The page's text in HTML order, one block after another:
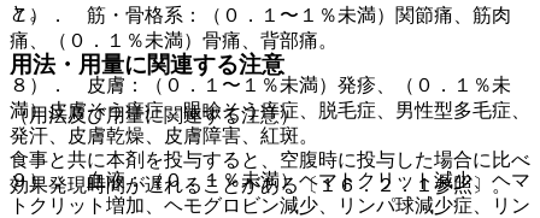
７）． 筋・骨格系：（０．１〜１％未満）関節痛、筋肉
痛、（０．１％未満）骨痛、背部痛。
８）． 皮膚：（０．１〜１％未満）発疹、（０．１％未
満）皮膚そう痒症、眼瞼そう痒症、脱毛症、男性型多毛症、
発汗、皮膚乾燥、皮膚障害、紅斑。
９）． 血液：（０．１％未満）ヘマトクリット減少、ヘマ
トクリット増加、ヘモグロビン減少、リンパ球減少症、リン
と。
用法・用量に関連する注意
（用法及び用量に関連する注意）
食事と共に本剤を投与すると、空腹時に投与した場合に比べ
効果発現時間が遅れることがある〔１６．２．１参照〕。